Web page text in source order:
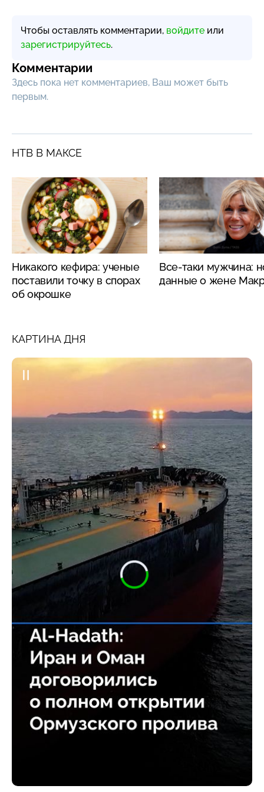
Чтобы оставлять комментарии, войдите или
зарегистрируйтесь.
Комментарии
Здесь пока нет комментариев, Ваш может быть
первым.
НТВ В МАКСЕ
Никакого кефира: ученые
поставили точку в спорах
об окрошке
Все-таки мужчина:
данные о жене
КАРТИНА ДНЯ